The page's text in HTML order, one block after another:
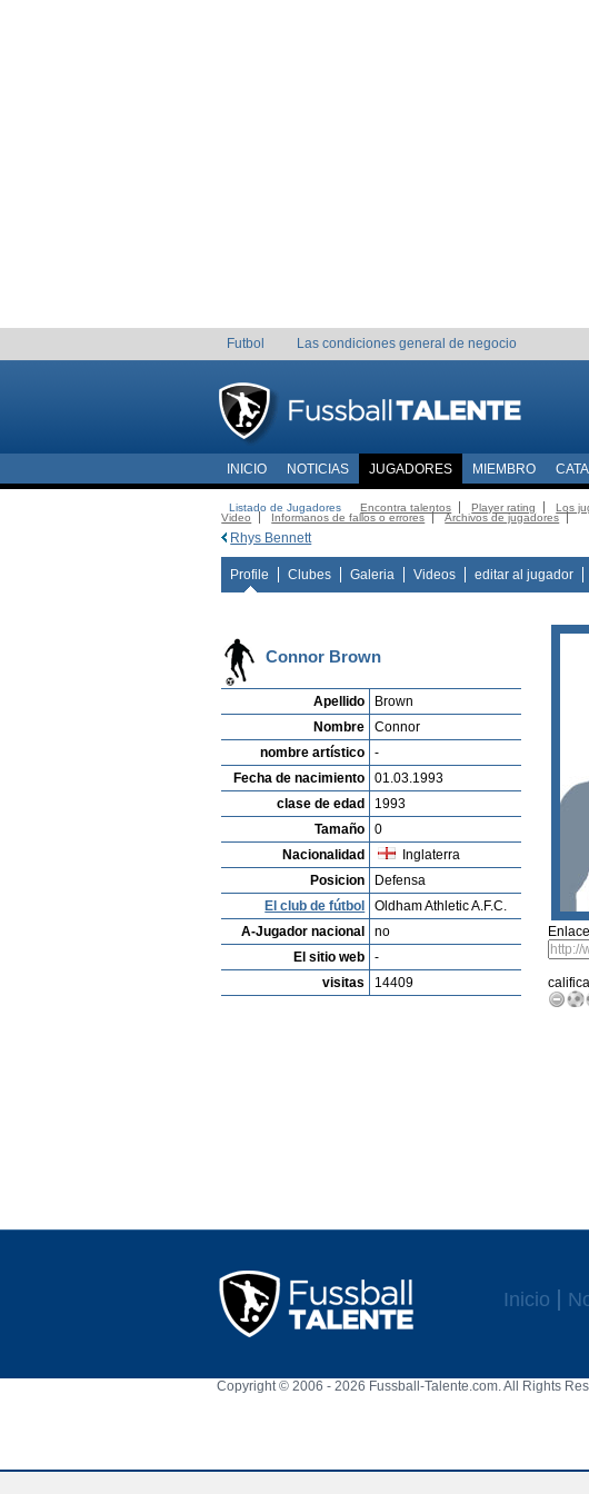
Futbol Las condiciones general de negocio
INICIO NOTICIAS JUGADORES MIEMBRO
Listado de Jugadores Encontra talentos Player rating Los
Video
Informanos de fallos o errores Archivos de jugadores
Rhys Bennett
Profile Clubes Galeria Videos editar al jugador
Connor Brown
Apellido
Brown
Nombre
Connor
nombre artístico
-
Fecha de nacimiento
01.03.1993
clase de edad
1993
Tamaño
0
Nacionalidad
Inglaterra
Posicion
Defensa
El club de fútbol
Oldham Athletic A.F.C.
A-Jugador nacional
no
El sitio web
-
visitas
14409
Inicio
Copyright © 2006 - 2026 Fussball-Talente.com. All Rights